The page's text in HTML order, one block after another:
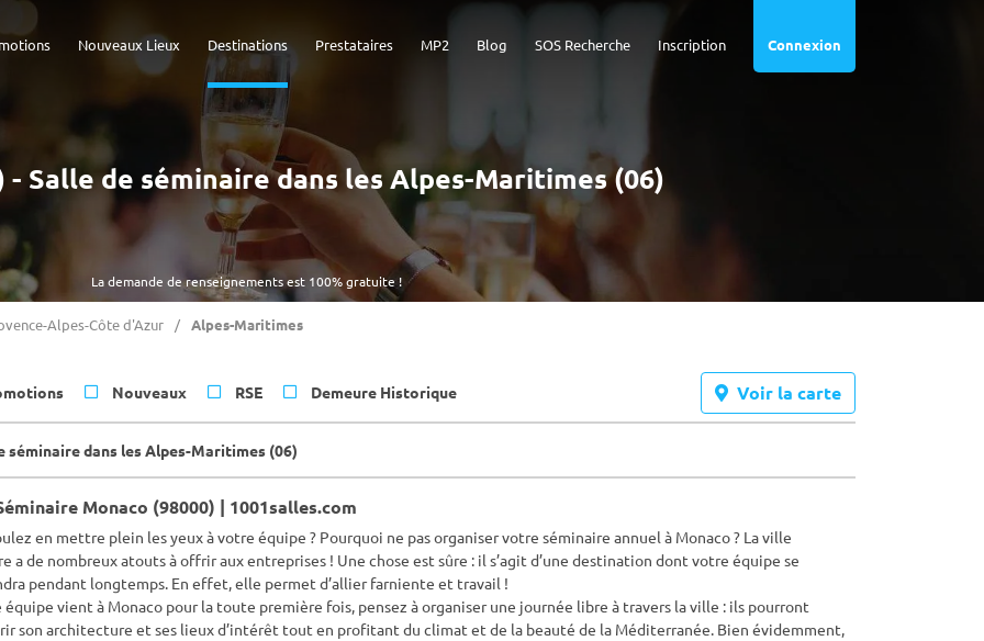
Connexion
Inscription
SOS Recherche
Blog
MP2
Prestataires
Destinations
Nouveaux Lieux
La demande de renseignements est 100% gratuite !
Salle de séminaire dans les Alpes-Maritimes (06)
Alpes-Côte d'Azur Alpes-Maritimes
Nouveaux RSE Demeure Historique Voir la carte
séminaire dans les Alpes-Maritimes (06)
Monaco (98000) | 1001salles.com
en mettre plein les yeux à votre équipe ? Pourquoi ne pas organiser votre séminaire annuel à Monaco ? La ville
a de nombreux atouts à offrir aux entreprises ! Une chose est sûre : il s’agit d’une destination dont votre équipe se
pendant longtemps. En effet, elle permet d’allier farniente et travail !
équipe vient à Monaco pour la toute première fois, pensez à organiser une journée libre à travers la ville : ils pourront
son architecture et ses lieux d’intérêt tout en profitant du climat et de la beauté de la Méditerranée. Bien évidemment,